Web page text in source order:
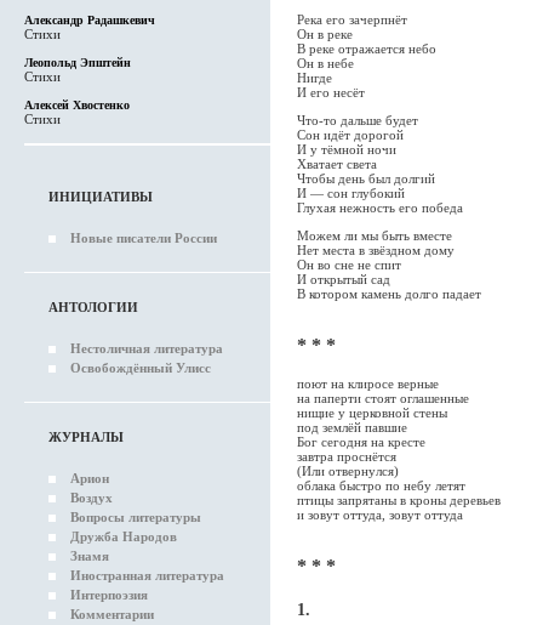
Александр Радашкевич
Стихи
Леопольд Эпштейн
Стихи
Алексей Хвостенко
Стихи
ИНИЦИАТИВЫ
Новые писатели России
АНТОЛОГИИ
Нестоличная литература
Освобождённый Улисс
ЖУРНАЛЫ
Арион
Воздух
Вопросы литературы
Дружба Народов
Знамя
Иностранная литература
Интерпоэзия
Комментарии
Река его зачерпнёт
Он в реке
В реке отражается небо
Он в небе
Нигде
И его несёт
Что-то дальше будет
Сон идёт дорогой
И у тёмной ночи
Хватает света
Чтобы день был долгий
И — сон глубокий
Глухая нежность его победа
Можем ли мы быть вместе
Нет места в звёздном дому
Он во сне не спит
И открытый сад
В котором камень долго падает
* * *
поют на клиросе верные
на паперти стоят оглашенные
нищие у церковной стены
под землёй павшие
Бог сегодня на кресте
завтра проснётся
(Или отвернулся)
облака быстро по небу летят
птицы запрятаны в кроны деревьев
и зовут оттуда, зовут оттуда
* * *
1.